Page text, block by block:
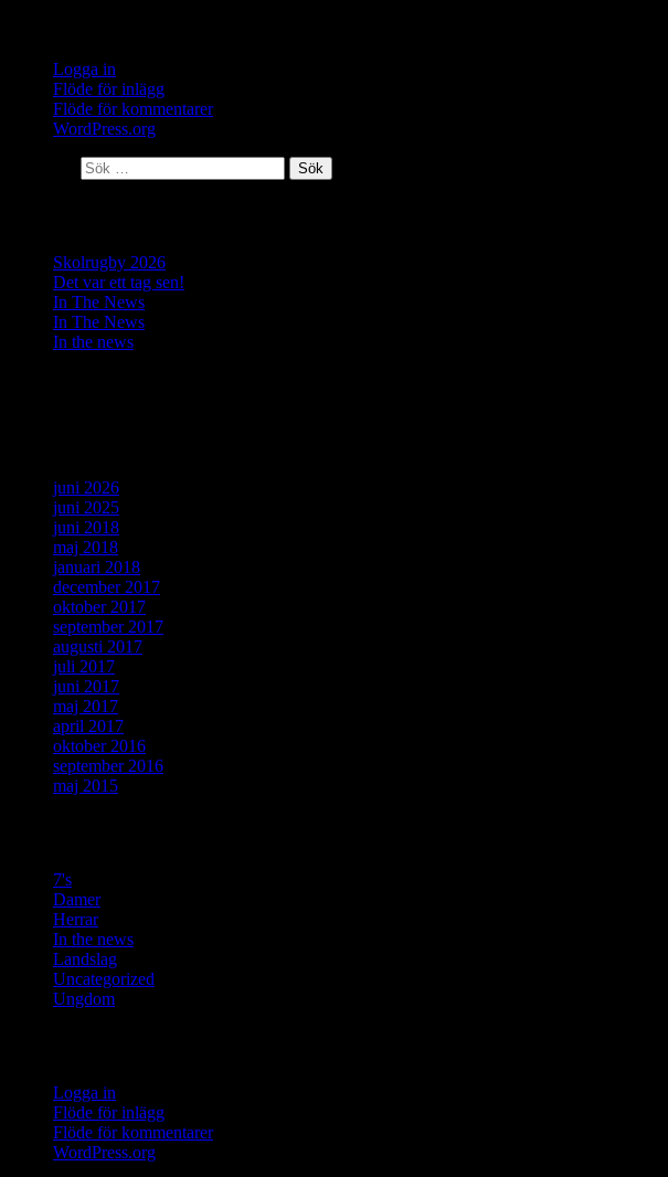
Logga in
Flöde för inlägg
Flöde för kommentarer
WordPress.org
Skolrugby 2026
Det var ett tag sen!
In The News
In The News
In the news
juni 2026
juni 2025
juni 2018
maj 2018
januari 2018
december 2017
oktober 2017
september 2017
augusti 2017
juli 2017
juni 2017
maj 2017
april 2017
oktober 2016
september 2016
maj 2015
7's
Damer
Herrar
In the news
Landslag
Uncategorized
Ungdom
Logga in
Flöde för inlägg
Flöde för kommentarer
WordPress.org